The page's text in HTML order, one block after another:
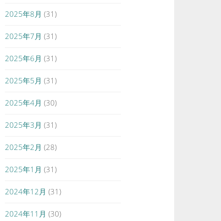
2025年8月 (31)
2025年7月 (31)
2025年6月 (31)
2025年5月 (31)
2025年4月 (30)
2025年3月 (31)
2025年2月 (28)
2025年1月 (31)
2024年12月 (31)
2024年11月 (30)